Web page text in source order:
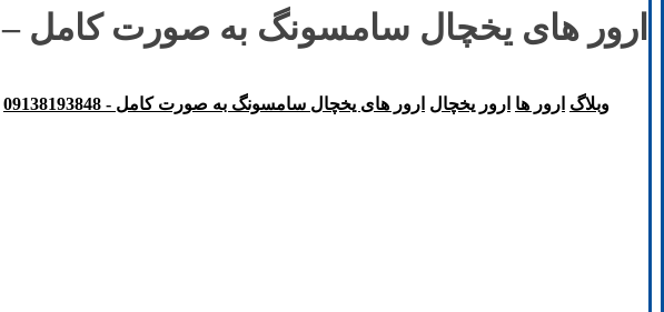
ارور های یخچال سامسونگ به صورت کامل – 09138193848
وبلاگ ارور ها ارور یخچال ارور های یخچال سامسونگ به صورت کامل - 09138193848